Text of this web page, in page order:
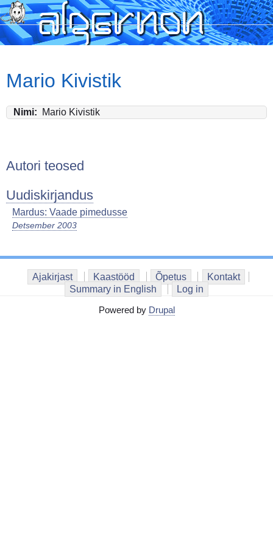
Skip
to
main
content
Mario Kivistik
Nimi Mario Kivistik
Autori teosed
Uudiskirjandus
Mardus: Vaade pimedusse
Detsember 2003
Ajakirjast Kaastööd Õpetus
Kontakt
Summary in English
Log in
Powered by Drupal